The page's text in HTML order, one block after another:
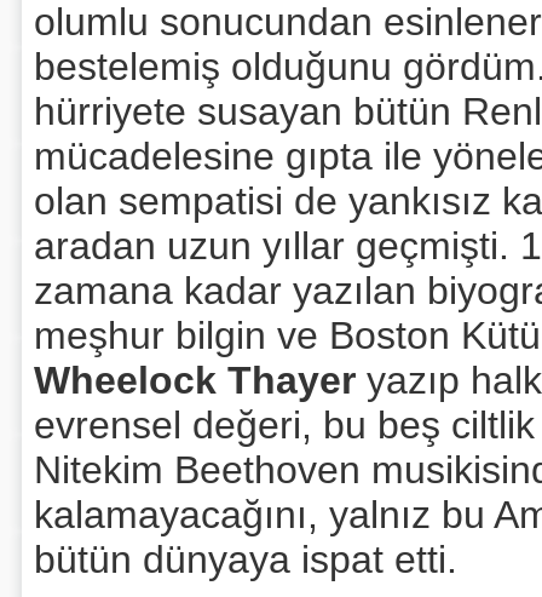
olumlu sonucundan
bestelemiş olduğunu
hürriyete susayan bütün
mücadelesine gıpta ile
olan sempatisi de yankısız
aradan uzun yıllar geçmişti.
zamana kadar yazılan
meşhur bilgin ve Boston
Wheelock Thayer yazıp
evrensel değeri, bu beş
Nitekim Beethoven
kalamayacağını, yalnız bu
bütün dünyaya ispat etti.